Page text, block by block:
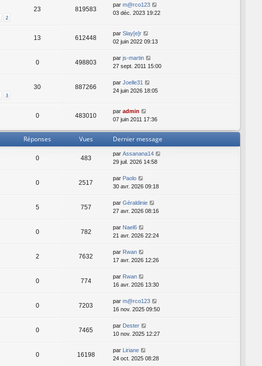
2
23 819583
par m@rco123
03 déc. 2023 19:22
13 612448
par Slay[e]r
02 juin 2022 09:13
0 498803
par js-martin
27 sept. 2011 15:00
3
30 887266
par Joelle31
24 juin 2026 18:05
0 483010
par admin
07 juin 2011 17:36
Réponses Vues Dernier message
0 483
par Assanana14
29 juil. 2026 14:58
0 2517
par Paolo
30 avr. 2026 09:18
5 757
par Géraldinie
27 avr. 2026 08:16
0 782
par Nael6
21 avr. 2026 22:24
2 7632
par Rwan
17 avr. 2026 12:26
0 774
par Rwan
16 avr. 2026 13:30
0 7203
par m@rco123
16 nov. 2025 09:50
0 7465
par Dester
10 nov. 2025 12:27
0 16198
par Liriane
24 oct. 2025 08:28